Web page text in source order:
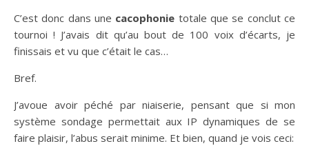
C’est donc dans une cacophonie totale que se conclut ce
tournoi ! J’avais dit qu’au bout de 100 voix d’écarts, je
finissais et vu que c’était le cas…
Bref.
J’avoue avoir péché par niaiserie, pensant que si mon
système sondage permettait aux IP dynamiques de se
faire plaisir, l’abus serait minime. Et bien, quand je vois ceci: